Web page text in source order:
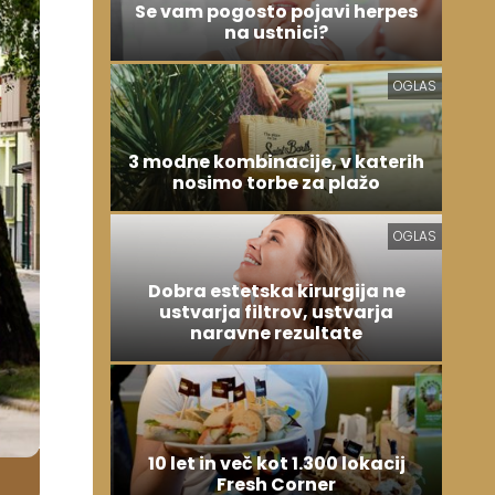
Se vam pogosto pojavi herpes
na ustnici?
OGLAS
3 modne kombinacije, v katerih
nosimo torbe za plažo
OGLAS
Dobra estetska kirurgija ne
ustvarja filtrov, ustvarja
naravne rezultate
10 let in več kot 1.300 lokacij
Fresh Corner